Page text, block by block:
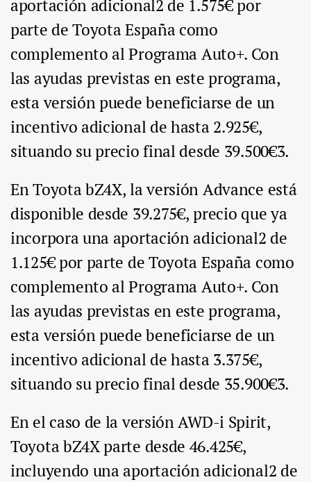
aportación adicional2 de 1.575€ por
parte de Toyota España como
complemento al Programa Auto+. Con
las ayudas previstas en este programa,
esta versión puede beneficiarse de un
incentivo adicional de hasta 2.925€,
situando su precio final desde 39.500€3.
En Toyota bZ4X, la versión Advance está
disponible desde 39.275€, precio que ya
incorpora una aportación adicional2 de
1.125€ por parte de Toyota España como
complemento al Programa Auto+. Con
las ayudas previstas en este programa,
esta versión puede beneficiarse de un
incentivo adicional de hasta 3.375€,
situando su precio final desde 35.900€3.
En el caso de la versión AWD-i Spirit,
Toyota bZ4X parte desde 46.425€,
incluyendo una aportación adicional2 de